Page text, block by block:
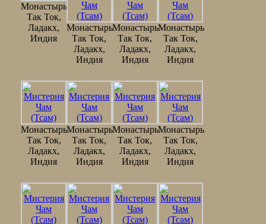
Монастырь
Так Ток,
Ладакх,
Индия
Монастырь
Так Ток,
Ладакх,
Индия
Монастырь
Так Ток,
Ладакх,
Индия
Монастырь
Так Ток,
Ладакх,
Индия
Монастырь
Так Ток,
Ладакх,
Индия
Монастырь
Так Ток,
Ладакх,
Индия
Монастырь
Так Ток,
Ладакх,
Индия
Монастырь
Так Ток,
Ладакх,
Индия